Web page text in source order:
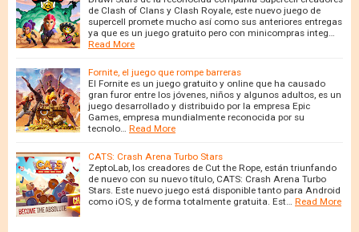
de Clash of Clans y Clash Royale, este nuevo juego de
supercell promete mucho así como sus anteriores entregas
ya que es un juego gratuito pero con minicompras integ…
Read More
Fornite, el juego que rompe barreras
El Fornite es un juego gratuito y online que ha causado
gran furor entre los jóvenes, niños y algunos adultos, es un
juego desarrollado y distribuido por la empresa Epic
Games, empresa mundialmente reconocida por su
tecnolo… Read More
CATS: Crash Arena Turbo Stars
ZeptoLab, los creadores de Cut the Rope, están triunfando
de nuevo con su nuevo título, CATS: Crash Arena Turbo
Stars. Este nuevo juego está disponible tanto para Android
como iOS, y de forma totalmente gratuita. Est… Read More